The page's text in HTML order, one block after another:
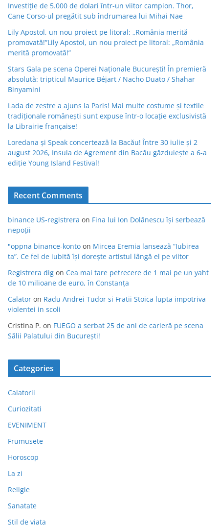
Investiție de 5.000 de dolari într-un viitor campion. Thor,
Cane Corso-ul pregătit sub îndrumarea lui Mihai Nae
Lily Apostol, un nou proiect pe litoral: „România merită
promovată!”Lily Apostol, un nou proiect pe litoral: „România
merită promovată!”
Stars Gala pe scena Operei Naționale București! În premieră
absolută: tripticul Maurice Béjart / Nacho Duato / Shahar
Binyamini
Lada de zestre a ajuns la Paris! Mai multe costume și textile
tradiționale românești sunt expuse într-o locație exclusivistă
la Librairie française!
Loredana și Speak concertează la Bacău! Între 30 iulie și 2
august 2026, Insula de Agrement din Bacău găzduiește a 6-a
ediție Young Island Festival!
Recent Comments
binance US-registrera on Fina lui Ion Dolănescu își serbează
nepoții
"oppna binance-konto on Mircea Eremia lansează “Iubirea
ta”. Ce fel de iubită își dorește artistul lângă el pe viitor
Registrera dig on Cea mai tare petrecere de 1 mai pe un yaht
de 10 milioane de euro, în Constanța
Calator on Radu Andrei Tudor si Fratii Stoica lupta impotriva
violentei in scoli
Cristina P. on FUEGO a serbat 25 de ani de carieră pe scena
Sălii Palatului din București!
Categories
Calatorii
Curiozitati
EVENIMENT
Frumusete
Horoscop
La zi
Religie
Sanatate
Stil de viata